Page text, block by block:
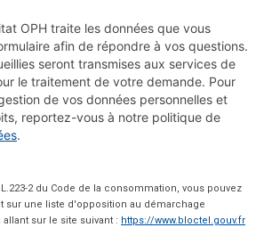
OPH traite les données que vous
afin de répondre à vos questions.
seront transmises aux services de
le traitement de votre demande. Pour
de vos données personnelles et
.
2 du Code de la consommation, vous pouvez
sur une liste d'opposition au démarchage
sur le site suivant : https://www.bloctel.gouv.fr